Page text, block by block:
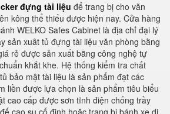
đựng tài liệu để trang bị cho văn
kông thể thiếu được hiện nay. Cửa hàng
WELKO Safes Cabinet là địa chỉ đại lý
sản xuât tủ đựng tài liệu văn phòng bằng
rẻ được sản xuất bằng công nghệ tự
khắt khe. Hệ thống kiểm tra chất
bảo mật tài liệu là sản phẩm đạt các
liền được lựa chọn là sản phẩm tiêu biểu
cao cấp được sơn tĩnh điện chống trầy
cao su cố định hoặc trang bị bánh xe di